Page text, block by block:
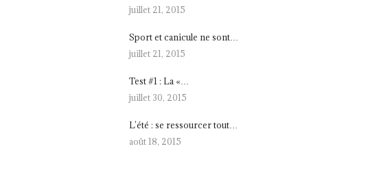
juillet 21, 2015
Sport et canicule ne sont…
juillet 21, 2015
Test #1 : La «…
juillet 30, 2015
L’été : se ressourcer tout…
août 18, 2015